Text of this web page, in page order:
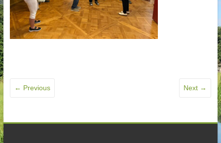
← Previous Next →